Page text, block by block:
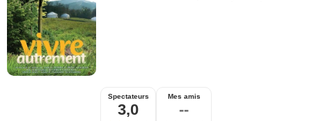
Spectateurs
3,0
Mes amis
--